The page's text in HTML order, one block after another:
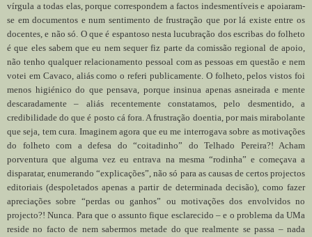
vírgula a todas elas, porque correspondem a factos indesmentíveis e apoiaram-
se em documentos e num sentimento de frustração que por lá existe entre os
docentes, e não só. O que é espantoso nesta lucubração dos escribas do folheto
é que eles sabem que eu nem sequer fiz parte da comissão regional de apoio,
não tenho qualquer relacionamento pessoal com as pessoas em questão e nem
votei em Cavaco, aliás como o referi publicamente. O folheto, pelos vistos foi
menos higiénico do que pensava, porque insinua apenas asneirada e mente
descaradamente – aliás recentemente constatamos, pelo desmentido, a
credibilidade do que é posto cá fora. A frustração doentia, por mais mirabolante
que seja, tem cura. Imaginem agora que eu me interrogava sobre as motivações
do folheto com a defesa do “coitadinho” do Telhado Pereira?! Acham
porventura que alguma vez eu entrava na mesma “rodinha” e começava a
disparatar, enumerando “explicações”, não só para as causas de certos projectos
editoriais (despoletados apenas a partir de determinada decisão), como fazer
apreciações sobre “perdas ou ganhos” ou motivações dos envolvidos no
projecto?! Nunca. Para que o assunto fique esclarecido – e o problema da UMa
reside no facto de nem sabermos metade do que realmente se passa – nada